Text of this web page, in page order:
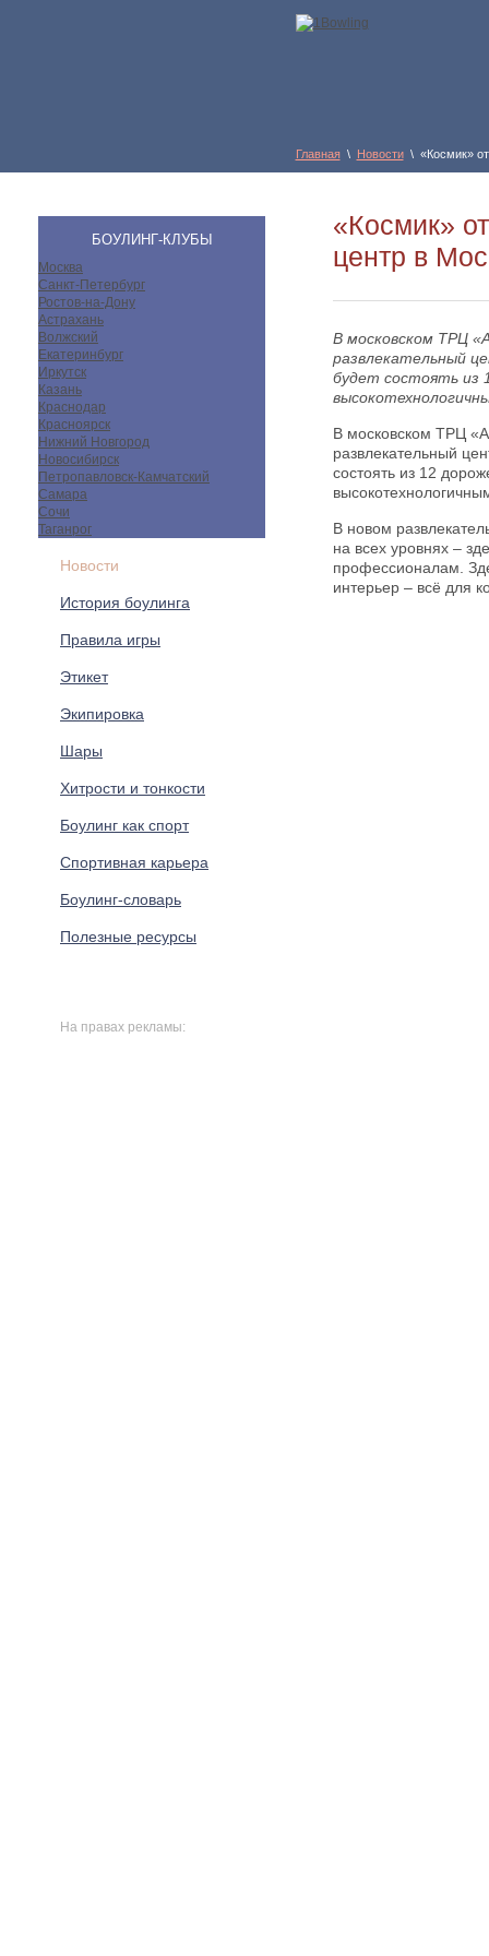
Главная\ Новости\ «Космик»
БОУЛИНГ-КЛУБЫ
Москва
Санкт-Петербург
Ростов-на-Дону
Астрахань
Волжский
Екатеринбург
Иркутск
Казань
Краснодар
Красноярск
Нижний Новгород
Новосибирск
Петропавловск-Камчатский
Самара
Сочи
Таганрог
Новости
История боулинга
Правила игры
Этикет
Экипировка
Шары
Хитрости и тонкости
Боулинг как спорт
Спортивная карьера
Боулинг-словарь
Полезные ресурсы
На правах рекламы:
«Космик»
центр в
В московском ТРЦ
развлекательный
будет состоять из
В московском ТРЦ
развлекательный
состоять из 12
В новом
на всех уровнях –
профессионалам.
интерьер – всё для